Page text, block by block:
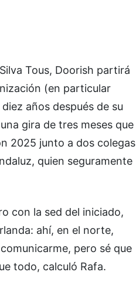
Tous, Doorish partirá
(en particular
años después de su
gira de tres meses que
2025 junto a dos colegas
quien seguramente
con la sed del iniciado,
ahí, en el norte,
pero sé que
todo, calculó Rafa.